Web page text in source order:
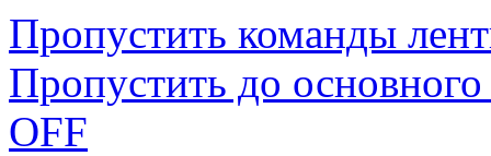
Пропустить команды
Пропустить до основного
OFF